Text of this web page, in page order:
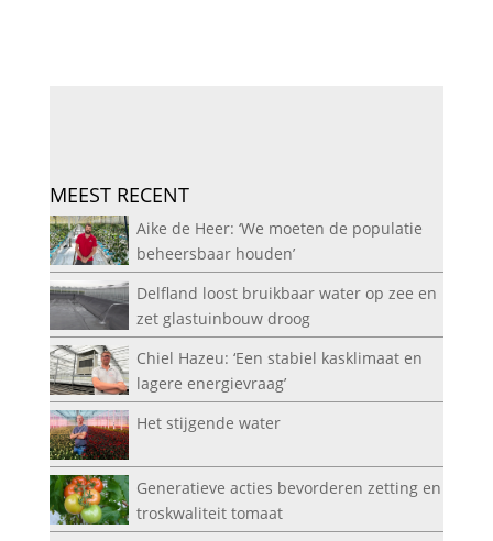
MEEST RECENT
Aike de Heer: ‘We moeten de populatie
beheersbaar houden’
Delfland loost bruikbaar water op zee en
zet glastuinbouw droog
Chiel Hazeu: ‘Een stabiel kasklimaat en
lagere energievraag’
Het stijgende water
Generatieve acties bevorderen zetting en
troskwaliteit tomaat